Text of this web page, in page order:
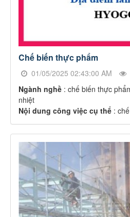
Chế biến thực phẩm
01/05/2025 02:43:00 AM
Ngành nghề : chế biến thực
nhiệt
Nội dung công việc cụ thể :